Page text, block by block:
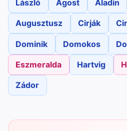
László Ágost Aladin
Augusztusz Cirják
Dominik Domokos
Eszmeralda Hartvig
Zádor